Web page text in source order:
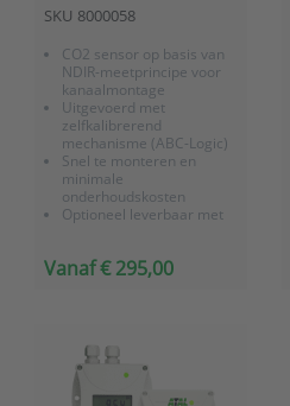
SKU 8000058
CO2 sensor op basis van
NDIR-meetprincipe voor
kanaalmontage
Uitgevoerd met
zelfkalibrerend
mechanisme (ABC-Logic)
Snel te monteren en
minimale
onderhoudskosten
Optioneel leverbaar met
koppelen voor eenvoudige
Vanaf € 295,00